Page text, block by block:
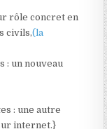
rôle concret en
civils,(la
: un nouveau
: une autre
internet.}